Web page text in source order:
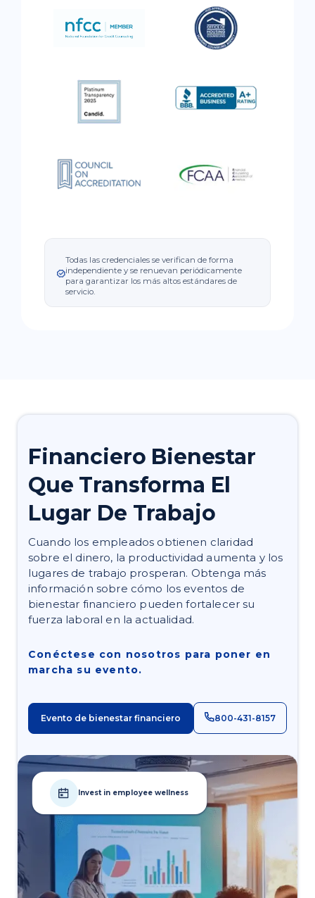
Todas las credenciales se verifican de forma
independiente y se renuevan periódicamente
para garantizar los más altos estándares de
servicio.
Financiero Bienestar
Que Transforma El
Lugar De Trabajo
Cuando los empleados obtienen claridad
sobre el dinero, la productividad aumenta y los
lugares de trabajo prosperan. Obtenga más
información sobre cómo los eventos de
bienestar financiero pueden fortalecer su
fuerza laboral en la actualidad.
Conéctese con nosotros para poner en
marcha su evento.
Evento de bienestar financiero 800-431-8157
Invest in employee wellness